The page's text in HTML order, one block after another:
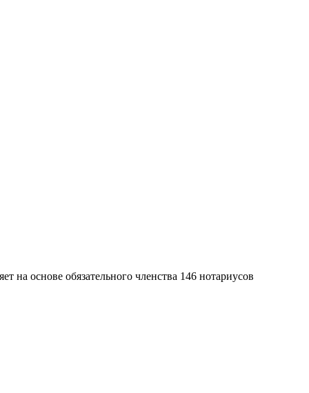
на основе обязательного членства 146 нотариусов